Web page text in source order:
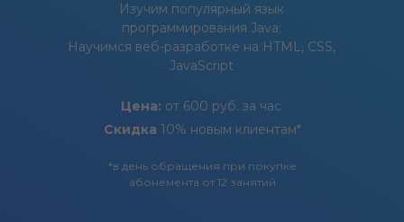
*в день обращения при покупке
абонемента от 12 занятий
Скидка 10% новым клиентам*
Цена: от 600 руб. за час
Изучим популярный язык
программирования Java;
Научимся веб-разработке на HTML, CSS,
JavaScript